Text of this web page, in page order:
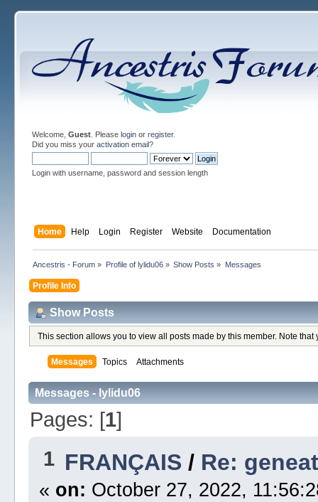
Welcome, Guest. Please loginor register.
Did you miss your activation email?
Login with username, password and session length
Home Help Login Register Website Documentation
Ancestris - Forum » Profile of lylidu06» Show Posts » Messages
Profile Info
Show Posts
This section allows you to view all posts made by this member. Note
Messages Topics Attachments
Messages - lylidu06
Pages: [1]
1 FRANÇAIS / Re:
« on: October 27, 2022,